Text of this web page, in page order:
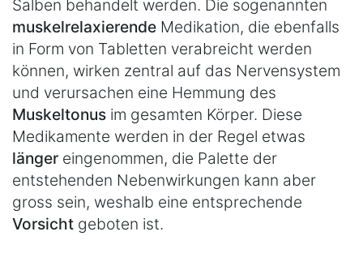
Salben behandelt werden. Die sogenannten
muskelrelaxierende Medikation, die ebenfalls
in Form von Tabletten verabreicht werden
können, wirken zentral auf das Nervensystem
und verursachen eine Hemmung des
Muskeltonus im gesamten Körper. Diese
Medikamente werden in der Regel etwas
länger eingenommen, die Palette der
entstehenden Nebenwirkungen kann aber
gross sein, weshalb eine entsprechende
Vorsicht geboten ist.